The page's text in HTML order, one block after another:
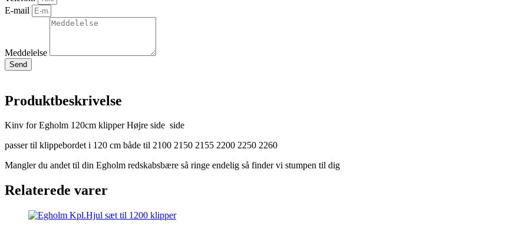
E-mail
Meddelelse
Send
Produktbeskrivelse
Kinv for Egholm 120cm klipper Højre side side
passer til klippebordet i 120 cm både til 2100 2150 2155 2200 2250 2260
Mangler du andet til din Egholm redskabsbære så ringe endelig så finder vi stumpen til dig
Relaterede varer